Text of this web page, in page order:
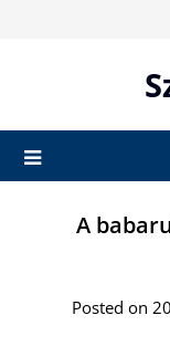
A
Posted on